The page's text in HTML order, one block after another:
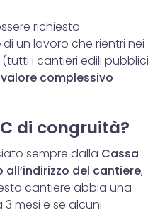
richiesto
di un lavoro che rientri nei
i cantieri edili pubblici
valore complessivo
di congruità?
sempre dalla Cassa
del cantiere,
cantiere abbia una
mesi e se alcuni